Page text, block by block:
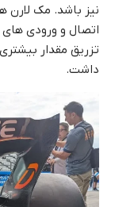
نیز باشد. مک لارن
اتصال و ورودی های
تزریق مقدار
داشت.